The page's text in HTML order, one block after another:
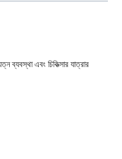
ব্যবস্থা এবং চিকিত্সার যাত্রার